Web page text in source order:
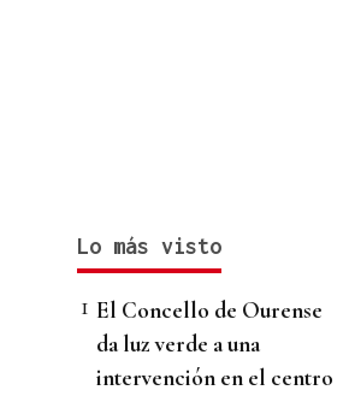
Lo más visto
El Concello de Ourense
da luz verde a una
intervención en el centro